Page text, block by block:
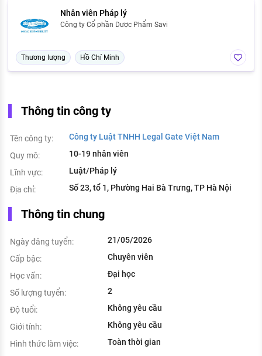
Nhân viên Pháp lý
Công ty Cổ phần Dược Phẩm Savi
Thương lượng Hồ Chí Minh
Thông tin công ty
Tên công ty:
Công ty Luật TNHH Legal Gate Việt Nam
Quy mô:
10-19 nhân viên
Lĩnh vực:
Luật/Pháp lý
Địa chỉ:
Số 23, tổ 1, Phường Hai Bà Trưng, TP Hà Nội
Thông tin chung
Ngày đăng tuyển:
21/05/2026
Cấp bậc:
Chuyên viên
Học vấn:
Đại học
Số lượng tuyển:
2
Độ tuổi:
Không yêu cầu
Giới tính:
Không yêu cầu
Hình thức làm việc:
Toàn thời gian